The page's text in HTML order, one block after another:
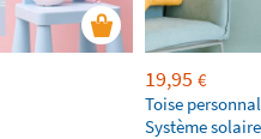
19,95 €
Toise
Système solaire